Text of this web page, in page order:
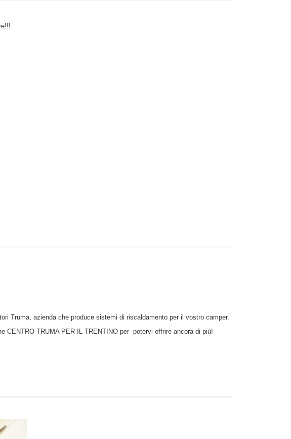
Truma, azienda che produce sistemi di riscaldamento per il vostro camper.
CENTRO TRUMA PER IL TRENTINO per potervi offrire ancora di più!